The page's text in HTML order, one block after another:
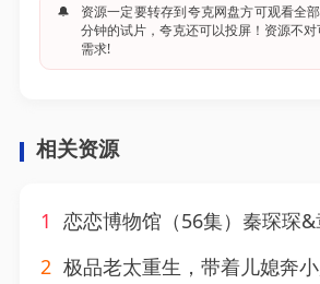
🔔
资源一定要转存到夸克网盘方可观看全
分钟的试片，夸克还可以投屏！资源不
需求!
相关资源
1 恋恋博物馆（56集）秦琛琛&
2 极品老太重生，带着儿媳奔小康（65集